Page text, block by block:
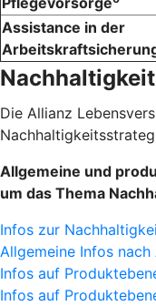
Assistance in der
Nachhaltigkeit
Die Allianz
Allgemeine und
um das Thema
Infos zur
Allgemeine Infos nach
Infos auf
Infos auf